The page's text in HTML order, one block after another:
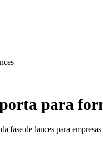
para
fase de lances para